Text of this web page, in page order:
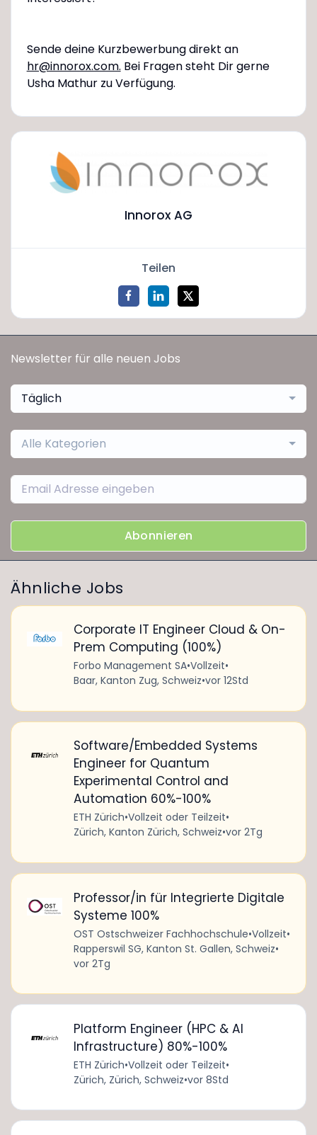
Sende deine Kurzbewerbung direkt an
hr@innorox.com. Bei Fragen steht Dir gerne
Usha Mathur zu Verfügung.
Innorox AG
Teilen
Newsletter für alle neuen Jobs
Täglich
Alle Kategorien
Abonnieren
Ähnliche Jobs
Corporate IT Engineer Cloud & On-
Prem Computing (100%)
Forbo Management SA•Vollzeit•
Baar, Kanton Zug, Schweiz•vor 12Std
Software/Embedded Systems
Engineer for Quantum
Experimental Control and
Automation 60%-100%
ETH Zürich•Vollzeit oder Teilzeit•
Zürich, Kanton Zürich, Schweiz•vor 2Tg
Professor/in für Integrierte Digitale
Systeme 100%
OST Ostschweizer Fachhochschule•Vollzeit•
Rapperswil SG, Kanton St. Gallen, Schweiz•
vor 2Tg
Platform Engineer (HPC & AI
Infrastructure) 80%-100%
ETH Zürich•Vollzeit oder Teilzeit•
Zürich, Zürich, Schweiz•vor 8Std